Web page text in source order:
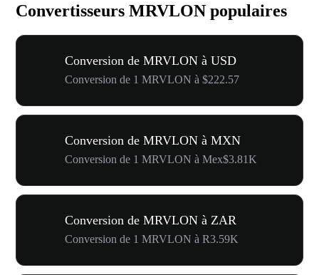
Convertisseurs MRVLON populaires
Conversion de MRVLON à USD
Conversion de 1 MRVLON à $222.57
Conversion de MRVLON à MXN
Conversion de 1 MRVLON à Mex$3.81K
Conversion de MRVLON à ZAR
Conversion de 1 MRVLON à R3.59K